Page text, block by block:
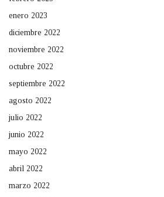
enero 2023
diciembre 2022
noviembre 2022
octubre 2022
septiembre 2022
agosto 2022
julio 2022
junio 2022
mayo 2022
abril 2022
marzo 2022